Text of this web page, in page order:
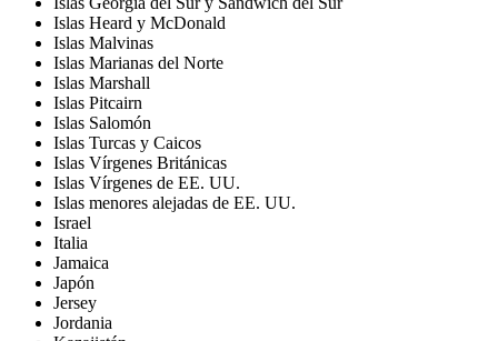
Islas Heard y McDonald
Islas Malvinas
Islas Marianas del Norte
Islas Marshall
Islas Pitcairn
Islas Salomón
Islas Turcas y Caicos
Islas Vírgenes Británicas
Islas Vírgenes de EE. UU.
Islas menores alejadas de EE. UU.
Israel
Italia
Jamaica
Japón
Jersey
Jordania